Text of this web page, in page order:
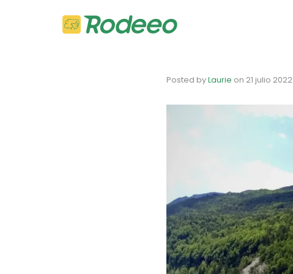
Posted byLaurie on 21 julio 2022